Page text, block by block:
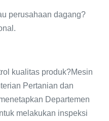
perusahaan dagang?
kualitas produk?Mesin
Pertanian dan
Departemen
melakukan inspeksi